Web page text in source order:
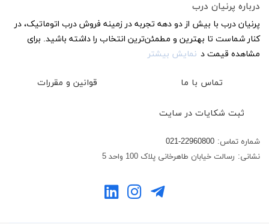
درباره پرنیان درب
پرنیان درب با بیش از دو دهه تجربه در زمینه فروش درب اتوماتیک، در
کنار شماست تا بهترین و مطمئن‌ترین انتخاب را داشته باشید. برای
مشاهده قیمت د نمایش بیشتر
تماس با ما قوانین و مقررات
ثبت شکایات در سایت
شماره تماس: 021-22960800
نشانی: رسالت خیابان طاهرخانی پلاک 100 واحد 5